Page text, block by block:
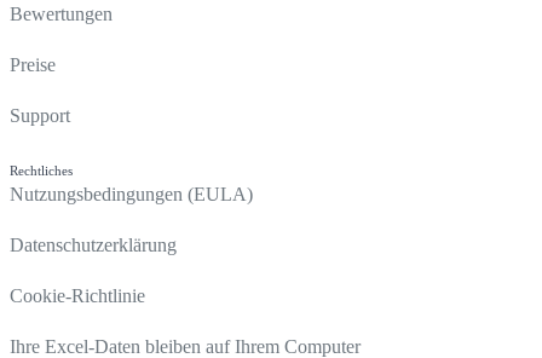
Bewertungen
Preise
Support
Rechtliches
Nutzungsbedingungen (EULA)
Datenschutzerklärung
Cookie-Richtlinie
Ihre Excel-Daten bleiben auf Ihrem Computer